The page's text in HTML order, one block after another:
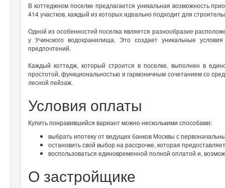
В коттеджном поселке предлагается уникальная возможность
414 участков, каждый из которых идеально подходит для
Одной из особенностей поселка является разнообразие
у Учинского водохранилища. Это создает уникальные
предпочтений.
Каждый коттедж, который строится в поселке, выполнен в
простотой, функциональностью и гармоничным сочетанием со
лесной пейзаж.
Условия оплаты
Купить понравившийся вариант можно несколькими способами:
выбрать ипотеку от ведущих банков Москвы с
остановить свой выбор на рассрочке, которая
воспользоваться единовременной полной оплатой и,
О застройщике